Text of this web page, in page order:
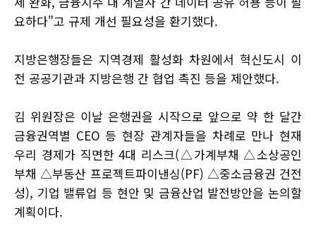
요하다"고 규제 개선 필요성을 환기했다.
지방은행장들은 지역경제 활성화 차원에서 혁신도시 이
전 공공기관과 지방은행 간 협업 촉진 등을 제안했다.
김 위원장은 이날 은행권을 시작으로 앞으로 약 한 달간
금융권역별 CEO 등 현장 관계자들을 차례로 만나 현재
우리 경제가 직면한 4대 리스크(△가계부채 △소상공인
부채 △부동산 프로젝트파이낸싱(PF) △중소금융권 건전
성), 기업 밸류업 등 현안 및 금융산업 발전방안을 논의할
계획이다.